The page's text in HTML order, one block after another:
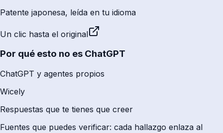
Patente japonesa, leída en tu idioma
Un clic hasta el original
Por qué esto no es ChatGPT
ChatGPT y agentes propios
Wicely
Respuestas que te tienes que creer
Fuentes que puedes verificar: cada hallazgo enlaza al